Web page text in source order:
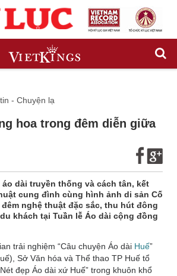
- Chuyện lạ
hoa trong đêm diễn giữa
dài truyền thống và cách tân, kết
cung đình cùng hình ảnh di sản Cố
nghệ thuật đặc sắc, thu hút đông
khách tại Tuần lễ Áo dài cộng đồng
trải nghiệm “Câu chuyện Áo dài Huế”
Sở Văn hóa và Thể thao TP Huế tổ
đẹp Áo dài xứ Huế” trong khuôn khổ